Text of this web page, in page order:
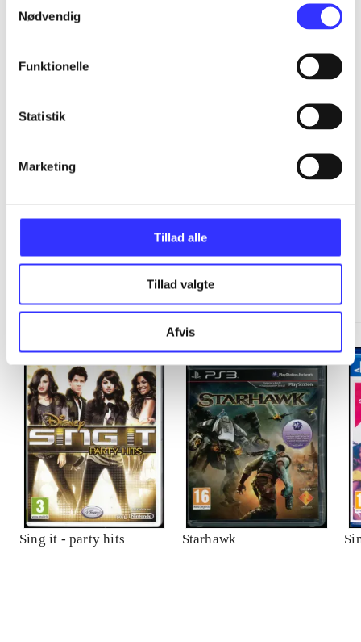
Nødvendig
Funktionelle
Statistik
Marketing
Tillad alle
Tillad valgte
Afvis
...
Sing it - party hits Starhawk